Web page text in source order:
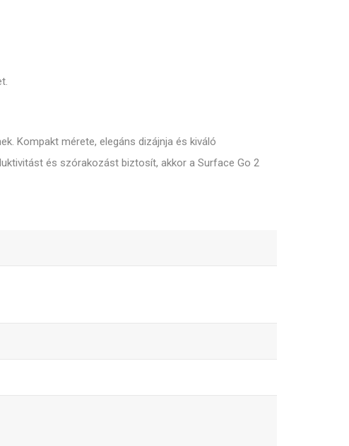
Kompakt mérete, elegáns dizájnja és kiváló
és szórakozást biztosít, akkor a Surface Go 2